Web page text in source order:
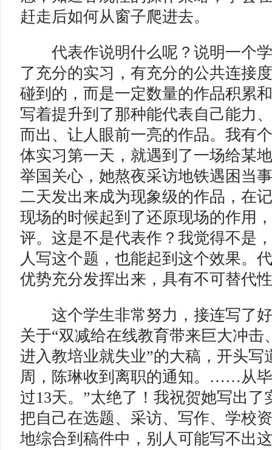
赶走后如何从窗子爬进去。
代表作说明什么呢？说明一个学
了充分的实习，有充分的公共连接
碰到的，而是一定数量的作品积累
写着提升到了那种能代表自己能力
而出、让人眼前一亮的作品。我有
体实习第一天，就遇到了一场给某
举国关心，她熬夜采访地铁遇困当
二天发出来成为现象级的作品，在
现场的时候起到了还原现场的作用
评。这是不是代表作？我觉得不是
人写这个题，也能起到这个效果。
优势充分发挥出来，具有不可替代
这个学生非常努力，接连写了好
关于“双减给在线教育带来巨大冲击
进入教培业就失业”的大稿，开头写
周，陈琳收到离职的通知。……从
过13天。”太绝了！我祝贺她写出了
把自己在选题、采访、写作、学校
地综合到稿件中，别人可能写不出